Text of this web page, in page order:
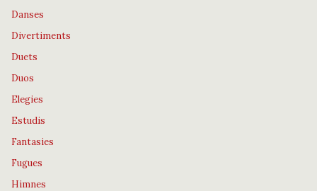
Danses
Divertiments
Duets
Duos
Elegies
Estudis
Fantasies
Fugues
Himnes